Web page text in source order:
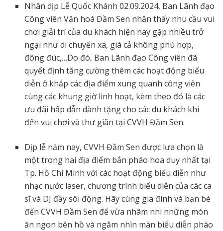
Nhân dịp Lễ Quốc Khánh 02.09.2024, Ban Lãnh đạo
Công viên Văn hoá Đầm Sen nhận thấy nhu cầu vui
chơi giải trí của du khách hiện nay gặp nhiều trở
ngại như di chuyển xa, giá cả không phù hợp,
đông đúc,…Do đó, Ban Lãnh đạo Công viên đã
quyết định tăng cường thêm các hoạt động biểu
diễn ở khắp các địa điểm xung quanh công viên
cùng các khung giờ linh hoạt, kèm theo đó là các
ưu đãi hấp dẫn dành tặng cho các du khách khi
đến vui chơi và thư giãn tại CVVH Đầm Sen.
Dịp lễ năm nay, CVVH Đầm Sen được lựa chọn là
một trong hai địa điểm bắn pháo hoa duy nhất tại
Tp. Hồ Chí Minh với các hoạt động biểu diễn như
nhạc nước laser, chương trình biểu diễn của các ca
sĩ và DJ đầy sôi động. Hãy cùng gia đình và bạn bè
đến CVVH Đầm Sen để vừa nhâm nhi những món
ăn ngon bên hồ và ngắm nhìn màn biểu diễn pháo